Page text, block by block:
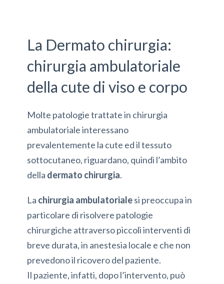
La Dermato chirurgia:
chirurgia ambulatoriale
della cute di viso e corpo
Molte patologie trattate in chirurgia
ambulatoriale interessano
prevalentemente la cute ed il tessuto
sottocutaneo, riguardano, quindi l’ambito
della dermato chirurgia.
La chirurgia ambulatorialesi preoccupa in
particolare di risolvere patologie
chirurgiche attraverso piccoli interventi di
breve durata, in anestesia locale e che non
prevedono il ricovero del paziente.
Il paziente, infatti, dopo l’intervento, può